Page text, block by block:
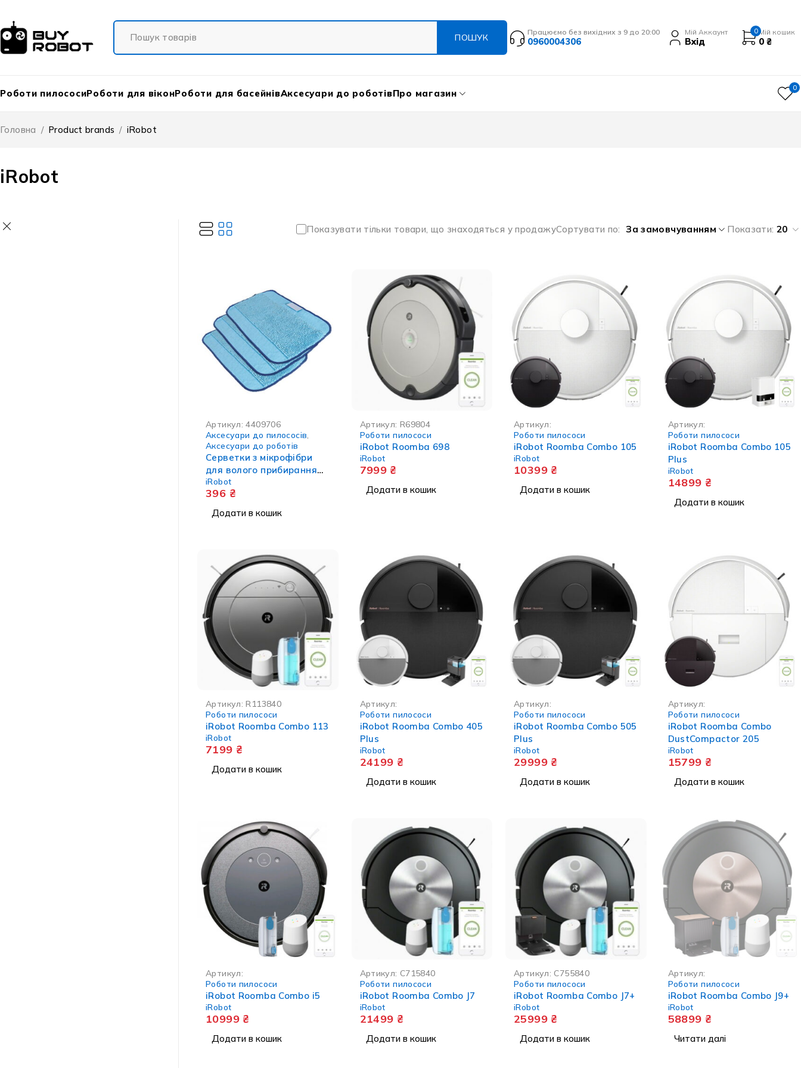
Працюємо без вихідних з 9 до 20:00
0960004306
Мій Аккаунт
Вхід
0 Мій кошик
0 ₴
Роботи пилососиРоботи для віконРоботи для басейнівАксесуари до роботівПро магазин 0
iRobot
Головна / Product brands / iRobot
Показувати тільки товари, що знаходяться у продажуСортувати по За замовчуванням Показати: 20
Артикул:4409706
Аксесуари до пилососів
Аксесуари до роботів
Cерветки з мікрофібри
для волого прибирання
iRobot Braava 300 серії - 3
шт.
iRobot
396 ₴
Додати в кошик
Артикул: R69804
Роботи пилососи
iRobot Roomba 698
iRobot
7999 ₴
Додати в кошик
Артикул:
Роботи пилососи
iRobot Roomba Combo 105
iRobot
10399 ₴
Додати в кошик
Артикул:
Роботи пилососи
iRobot Roomba Combo 105
Plus
iRobot
14899 ₴
Додати в кошик
Артикул:R113840
Роботи пилососи
iRobot Roomba Combo 113
iRobot
7199 ₴
Додати в кошик
Артикул:
Роботи пилососи
iRobot Roomba Combo 405
Plus
iRobot
24199 ₴
Додати в кошик
Артикул:
Роботи пилососи
iRobot Roomba Combo 505
Plus
iRobot
29999 ₴
Додати в кошик
Артикул:
Роботи пилососи
iRobot Roomba Combo
DustCompactor 205
iRobot
15799 ₴
Додати в кошик
Артикул:
Роботи пилососи
iRobot Roomba Combo i5
iRobot
10999 ₴
Додати в кошик
Артикул: C715840
Роботи пилососи
iRobot Roomba Combo J7
iRobot
21499 ₴
Додати в кошик
Артикул: C755840
Роботи пилососи
iRobot Roomba Combo J7+
iRobot
25999 ₴
Додати в кошик
Артикул:
Роботи пилососи
iRobot Roomba Combo J9+
iRobot
58899 ₴
Читати далі